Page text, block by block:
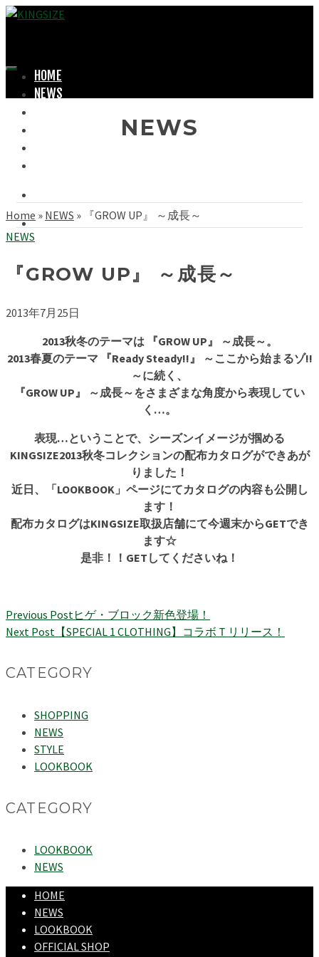
HOME
NEWS
NEWS
Home » NEWS » 『GROW UP』 ～成長～
NEWS
『GROW UP』 ～成長～
2013年7月25日
2013秋冬のテーマは 『GROW UP』 ～成長～。
2013春夏のテーマ 『Ready Steady!!』 ～ここから始まるゾ!!
～に続く、
『GROW UP』 ～成長～をさまざまな角度から表現してい
く…。
表現…ということで、シーズンイメージが掴める
KINGSIZE2013秋冬コレクションの配布カタログができあが
りました！
近日、「LOOKBOOK」ページにてカタログの内容も公開し
ます！
配布カタログはKINGSIZE取扱店舗にて今週末からGETでき
ます☆
是非！！GETしてくださいね！
Previous Post ヒゲ・ブロック新色登場！
Next Post 【SPECIAL 1 CLOTHING】コラボＴリリース！
CATEGORY
SHOPPING
NEWS
STYLE
LOOKBOOK
CATEGORY
LOOKBOOK
NEWS
HOME
NEWS
LOOKBOOK
OFFICIAL SHOP